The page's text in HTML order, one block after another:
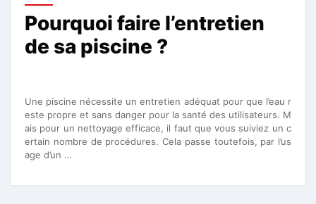
Pourquoi faire l’entretien
de sa piscine ?
Une piscine nécessite un entretien adéquat pour que l’eau r
este propre et sans danger pour la santé des utilisateurs. M
ais pour un nettoyage efficace, il faut que vous suiviez un c
ertain nombre de procédures. Cela passe toutefois, par l’us
age d’un …